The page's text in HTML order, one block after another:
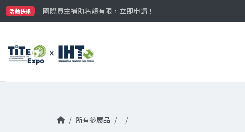
活動快訊
國際買主補助名額有限，立即申請！
參觀門票開放申請中‼️
所有參展品